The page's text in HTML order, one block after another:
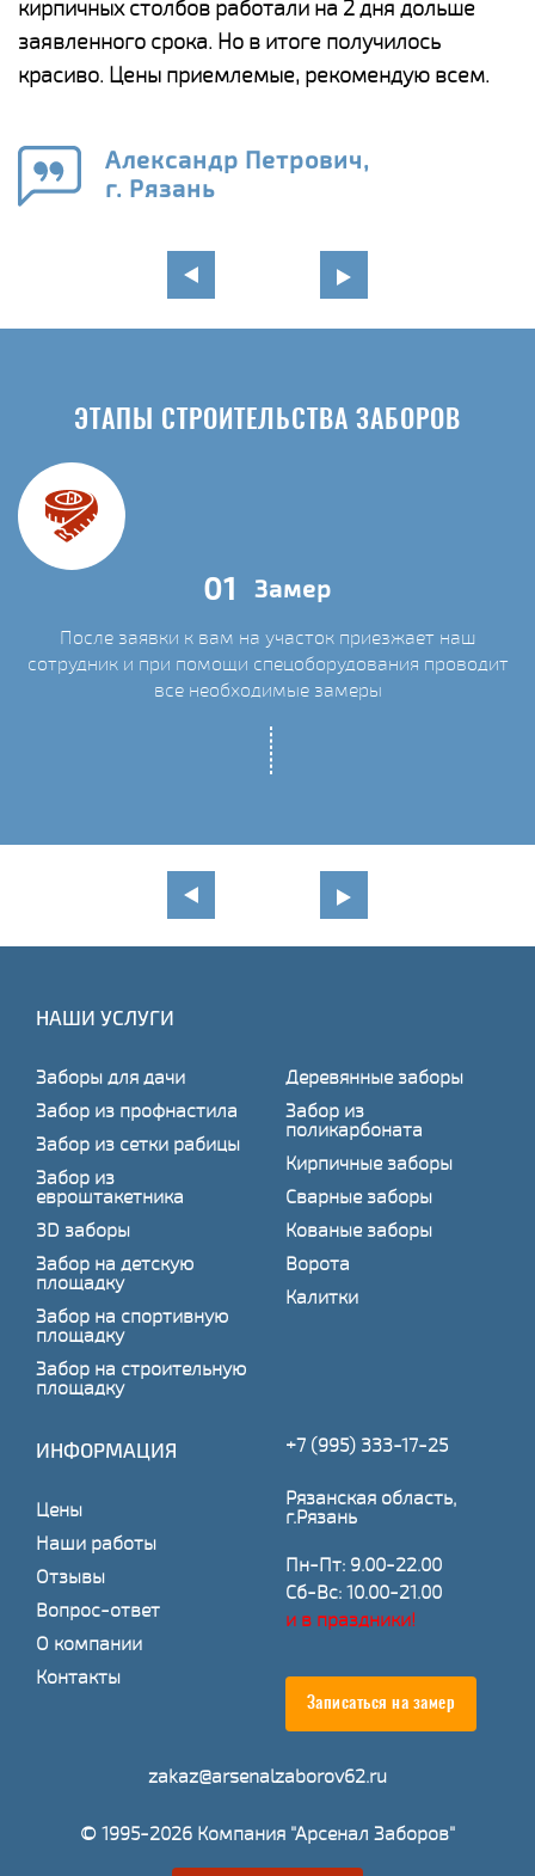
кирпичных столбов работали на 2 дня дольше
заявленного срока. Но в итоге получилось
красиво. Цены приемлемые, рекомендую всем.
Александр Петрович,
г. Рязань
ЭТАПЫ СТРОИТЕЛЬСТВА ЗАБОРОВ
01 Замер
После заявки к вам на участок приезжает наш
сотрудник и при помощи спецоборудования проводит
все необходимые замеры
НАШИ УСЛУГИ
Заборы для дачи
Забор из профнастила
Забор из сетки рабицы
Забор из
евроштакетника
3D заборы
Забор на детскую
площадку
Забор на спортивную
площадку
Забор на строительную
площадку
Деревянные заборы
Забор из
поликарбоната
Кирпичные заборы
Сварные заборы
Кованые заборы
Ворота
Калитки
ИНФОРМАЦИЯ
Цены
Наши работы
Отзывы
Вопрос-ответ
О компании
Контакты
+7 (995) 333-17-25
Рязанская область,
г.Рязань
Пн-Пт: 9.00-22.00
Сб-Вс: 10.00-21.00
и в праздники!
Записаться на замер
zakaz@arsenalzaborov62.ru
© 1995-2026 Компания "Арсенал Заборов"